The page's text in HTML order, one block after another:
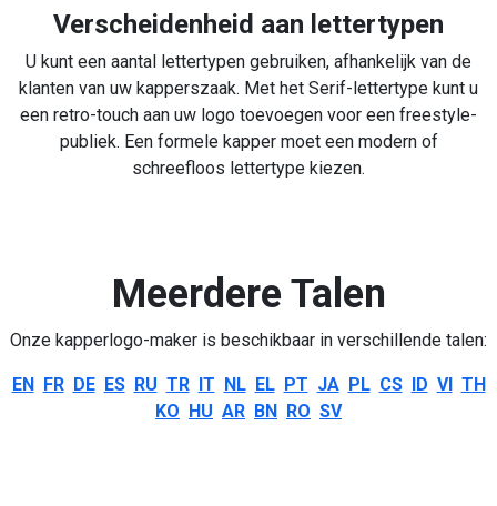
Verscheidenheid aan lettertypen
U kunt een aantal lettertypen gebruiken, afhankelijk van de
klanten van uw kapperszaak. Met het Serif-lettertype kunt u
een retro-touch aan uw logo toevoegen voor een freestyle-
publiek. Een formele kapper moet een modern of
schreefloos lettertype kiezen.
Meerdere Talen
Onze kapperlogo-maker is beschikbaar in verschillende talen:
EN FR DE ES RU TR IT NL EL PT JA PL CS ID VI TH
KO HU AR BN RO SV